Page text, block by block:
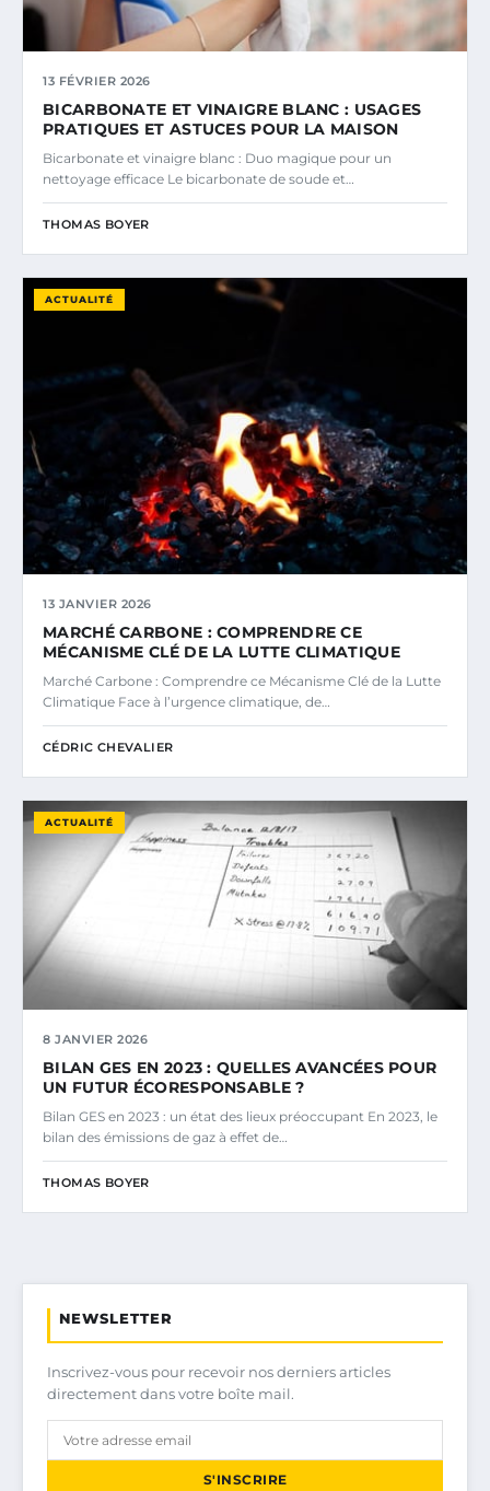
13 FÉVRIER 2026
BICARBONATE ET VINAIGRE BLANC : USAGES
PRATIQUES ET ASTUCES POUR LA MAISON
Bicarbonate et vinaigre blanc : Duo magique pour un
nettoyage efficace Le bicarbonate de soude et…
THOMAS BOYER
ACTUALITÉ
13 JANVIER 2026
MARCHÉ CARBONE : COMPRENDRE CE
MÉCANISME CLÉ DE LA LUTTE CLIMATIQUE
Marché Carbone : Comprendre ce Mécanisme Clé de la Lutte
Climatique Face à l’urgence climatique, de…
CÉDRIC CHEVALIER
ACTUALITÉ
8 JANVIER 2026
BILAN GES EN 2023 : QUELLES AVANCÉES POUR
UN FUTUR ÉCORESPONSABLE ?
Bilan GES en 2023 : un état des lieux préoccupant En 2023, le
bilan des émissions de gaz à effet de…
THOMAS BOYER
NEWSLETTER
Inscrivez-vous pour recevoir nos derniers articles
directement dans votre boîte mail.
S'INSCRIRE